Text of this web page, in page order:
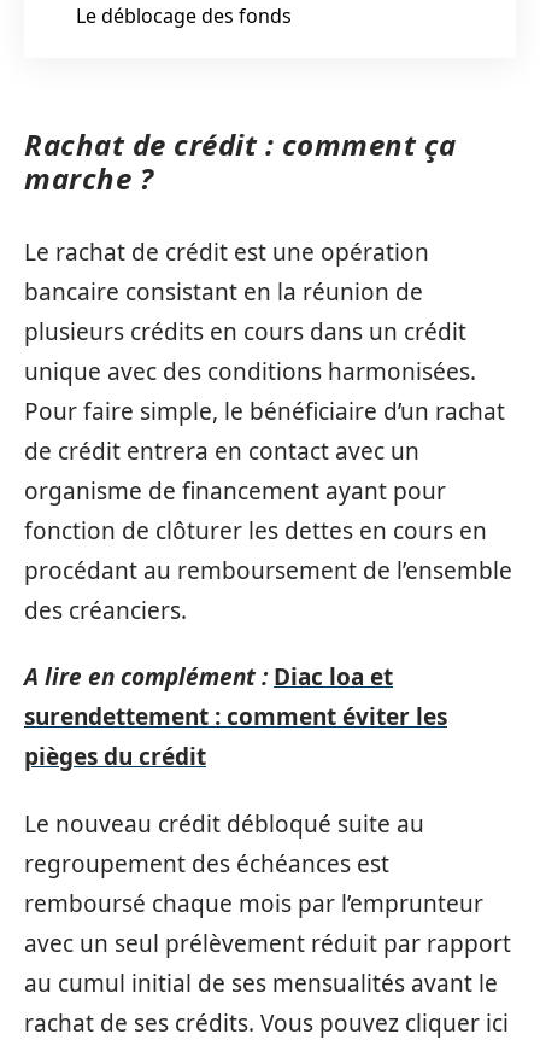
Le déblocage des fonds
Rachat de crédit : comment ça
marche ?
Le rachat de crédit est une opération
bancaire consistant en la réunion de
plusieurs crédits en cours dans un crédit
unique avec des conditions harmonisées.
Pour faire simple, le bénéficiaire d’un rachat
de crédit entrera en contact avec un
organisme de financement ayant pour
fonction de clôturer les dettes en cours en
procédant au remboursement de l’ensemble
des créanciers.
A lire en complément : Diac loa et
surendettement : comment éviter les
pièges du crédit
Le nouveau crédit débloqué suite au
regroupement des échéances est
remboursé chaque mois par l’emprunteur
avec un seul prélèvement réduit par rapport
au cumul initial de ses mensualités avant le
rachat de ses crédits. Vous pouvez cliquer ici